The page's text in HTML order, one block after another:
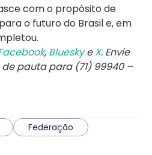
com o propósito de
o futuro do Brasil e, em
, BlueskyeX. Envie
pauta para (71) 99940 –
Federação